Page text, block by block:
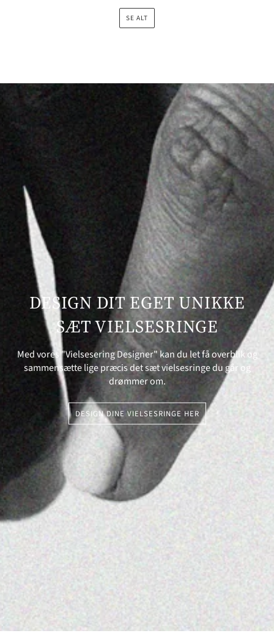
SE ALT
DESIGN DIT EGET UNIKKE
SÆT VIELSESRINGE
Med vores "Vielsesering Designer" kan du let få overblik og
sammensætte lige præcis det sæt vielsesringe du går og
drømmer om.
DESIGN DINE VIELSESRINGE HER